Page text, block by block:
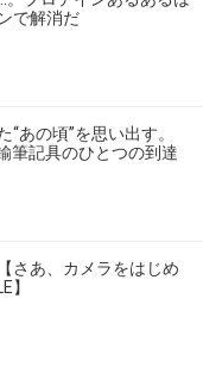
で解消だ
あの頃”を思い出す。
筆記具のひとつの到達
さあ、カメラをはじめ
】